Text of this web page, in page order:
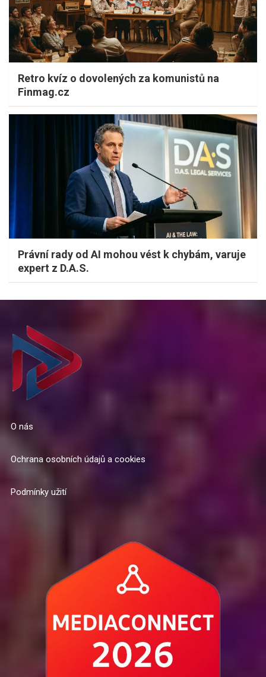
Retro kvíz o dovolených za komunistů na
Finmag.cz
Právní rady od AI mohou vést k chybám, varuje
expert z D.A.S.
O nás
Ochrana osobních údajů a cookies
Podmínky užití